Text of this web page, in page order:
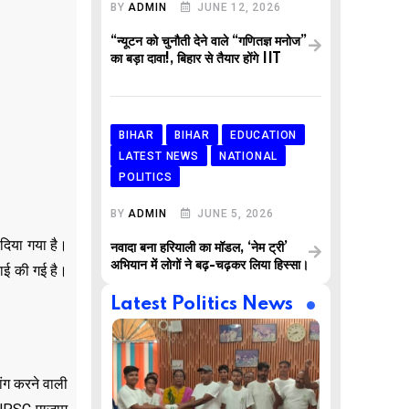
गया है।
की गई है।
करने वाली
BYADMIN JUNE 12, 2026
“न्यूटन को चुनौती देने वाले “गणितज्ञ मनोज”
का बड़ा दावा!, बिहार से तैयार होंगे IIT
BIHAR BIHAR
EDUCATION
LATEST NEWS
NATIONAL
POLITICS
BYADMIN JUNE 5, 2026
नवादा बना हरियाली का मॉडल, ‘नेम ट्री’
अभियान में लोगों ने बढ़-चढ़कर लिया हिस्सा।
Latest Politics News
,BUSINESS